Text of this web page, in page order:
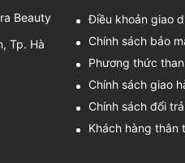
Beauty
Tp. Hà
Điều khoản giao
Chính sách bảo
Phương thức
Chính sách giao
Chính sách đổi trả
Khách hàng thân